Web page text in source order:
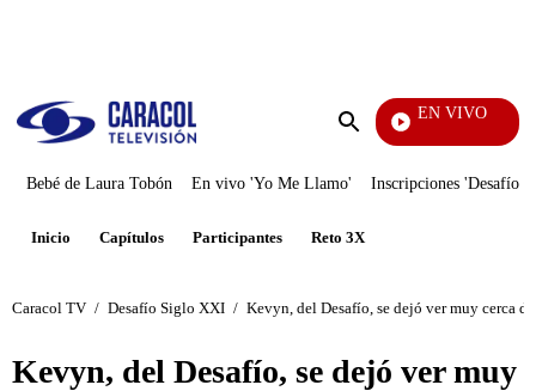
Enviar
EN VIVO
Ciudad Lejana
Bebé de Laura Tobón En vivo 'Yo Me Llamo' Inscripciones 'Desafío'
Inicio Capítulos Participantes Reto 3X
Caracol TV / Desafío Siglo XXI / Kevyn, del Desafío, se dejó ver muy cerca
Kevyn, del Desafío, se dejó ver muy